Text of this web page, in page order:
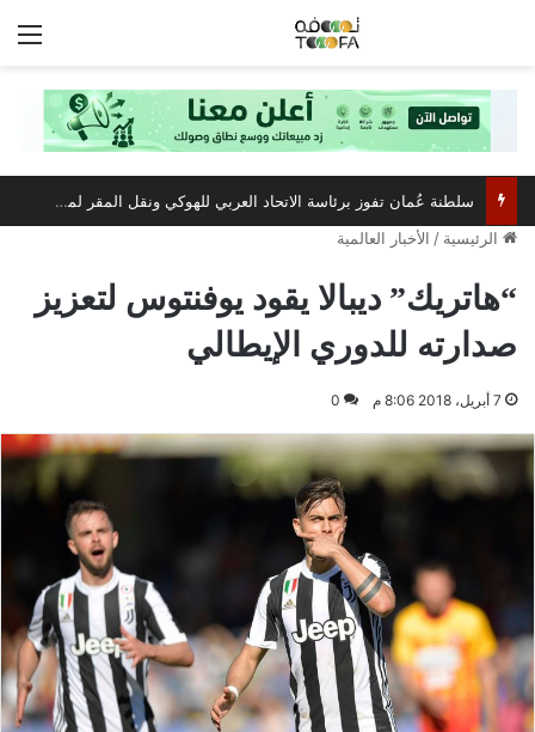
سلطنة عُمان تفوز برئاسة الاتحاد العربي للهوكي ونقل المقر لمسقط
الرئيسية / الأخبار العالمية
“هاتريك” ديبالا يقود يوفنتوس لتعزيز
صدارته للدوري الإيطالي
7 أبريل، 2018 8:06 م 0